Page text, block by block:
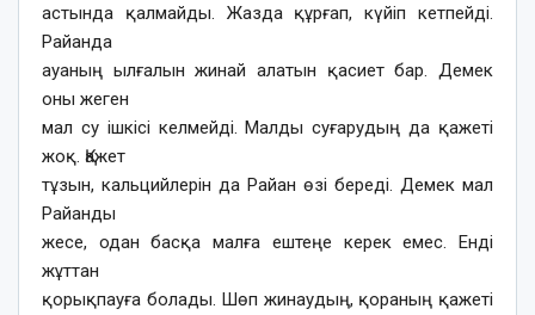
астында қалмайды. Жазда құрғап, күйіп кетпейді.
Райанда
ауаның ылғалын жинай алатын қасиет бар. Демек
оны жеген
мал су ішкісі келмейді. Малды суғарудың да қажеті
жоқ. Қажет
тұзын, кальцийлерін да Райан өзі береді. Демек мал
Райанды
жесе, одан басқа малға ештеңе керек емес. Енді
жұттан
қорықпауға болады. Шөп жинаудың, қораның қажеті